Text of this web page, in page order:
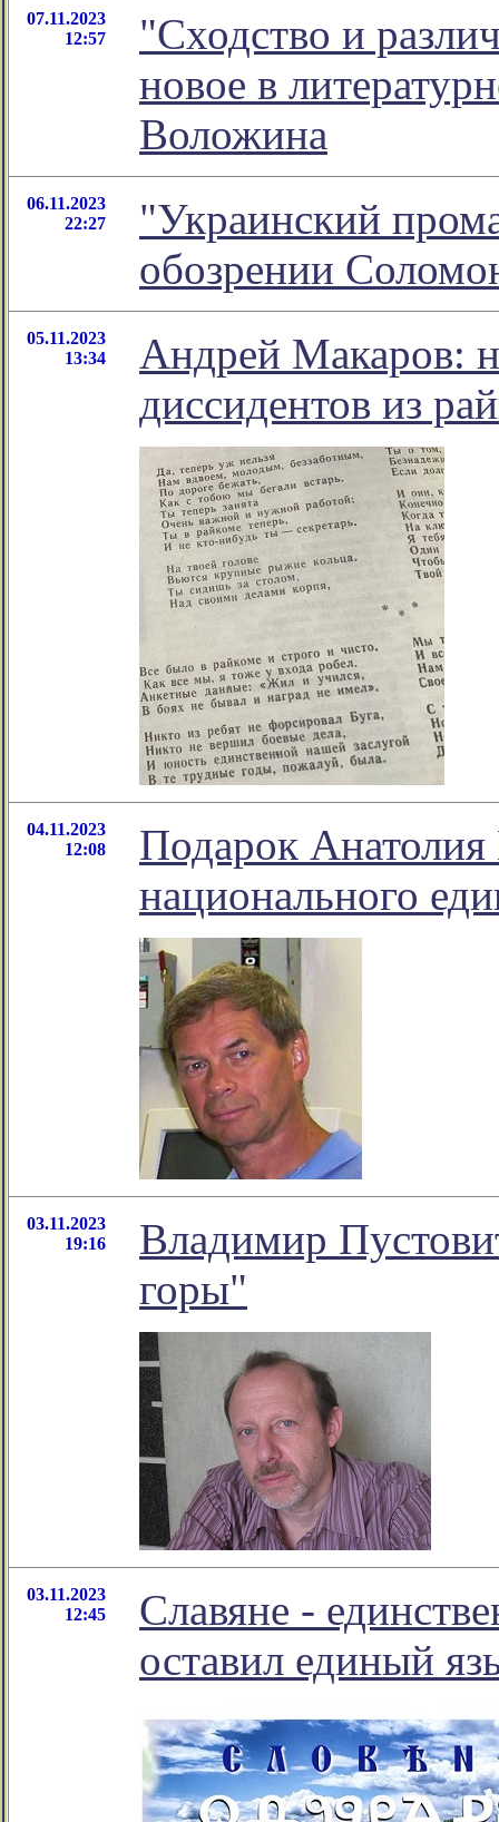
07.11.2023
12:57
"Сходство и
новое в
Воложина
06.11.2023
22:27
"Украинский
обозрении
05.11.2023
13:34
Андрей Макаров:
диссидентов из
04.11.2023
12:08
Подарок
национального
03.11.2023
19:16
Владимир
горы"
03.11.2023
12:45
Славяне -
оставил единый